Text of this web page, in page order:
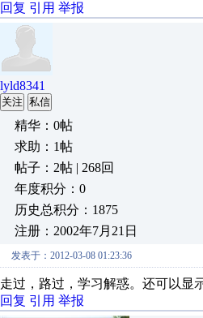
回复 引用 举报
lyld8341
关注 私信
精华：0帖
求助：1帖
帖子：2帖 | 268回
年度积分：0
历史总积分：1875
注册：2002年7月21日
发表于：2012-03-08 01:23:36
走过，路过，学习解惑。还可以显
回复 引用 举报